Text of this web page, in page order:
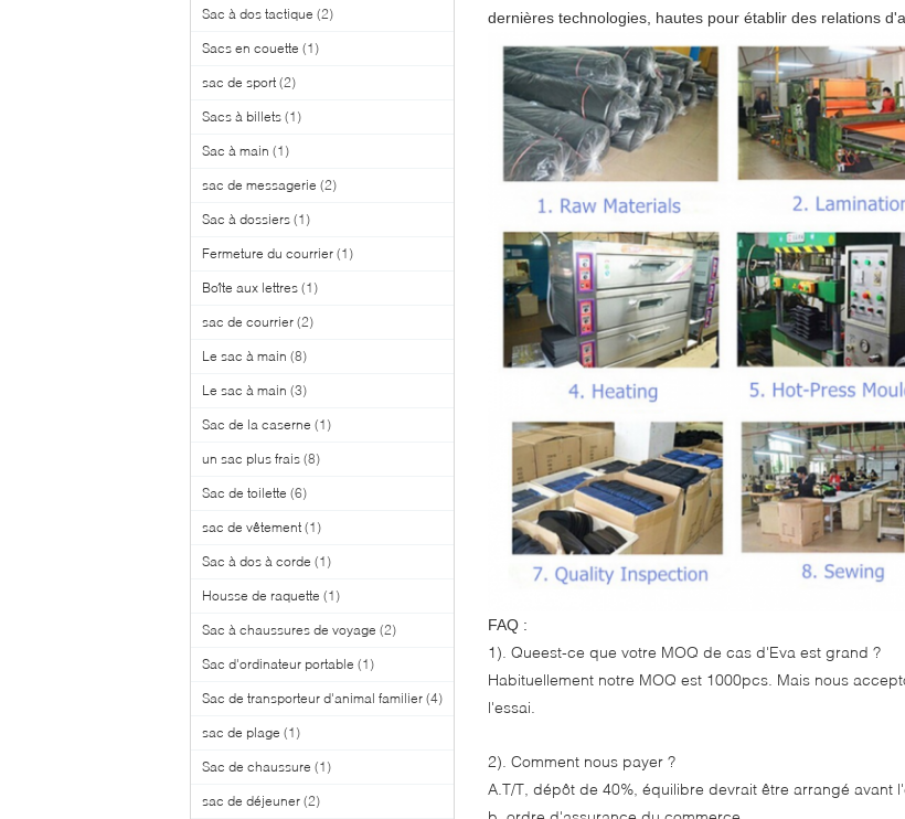
Sac à dos tactique (2)
Sacs en couette (1)
sac de sport (2)
Sacs à billets (1)
Sac à main (1)
sac de messagerie (2)
Sac à dossiers (1)
Fermeture du courrier (1)
Boîte aux lettres (1)
sac de courrier (2)
Le sac à main (8)
Le sac à main (3)
Sac de la caserne (1)
un sac plus frais (8)
Sac de toilette (6)
sac de vêtement (1)
Sac à dos à corde (1)
Housse de raquette (1)
Sac à chaussures de voyage (2)
Sac d'ordinateur portable (1)
Sac de transporteur d'animal familier (4)
sac de plage (1)
Sac de chaussure (1)
sac de déjeuner (2)
dernières technologies, hautes pour établir des relations
FAQ :
1). Queest-ce que votre MOQ de cas d'Eva est grand ?
Habituellement notre MOQ est 1000pcs. Mais nous
l'essai.
2). Comment nous payer ?
A.T/T, dépôt de 40%, équilibre devrait être arrangé avant